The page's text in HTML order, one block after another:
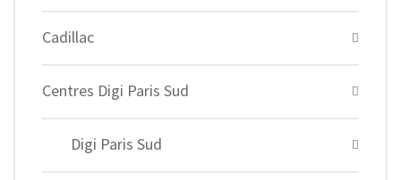
Cadillac
Centres Digi Paris Sud
Digi Paris Sud